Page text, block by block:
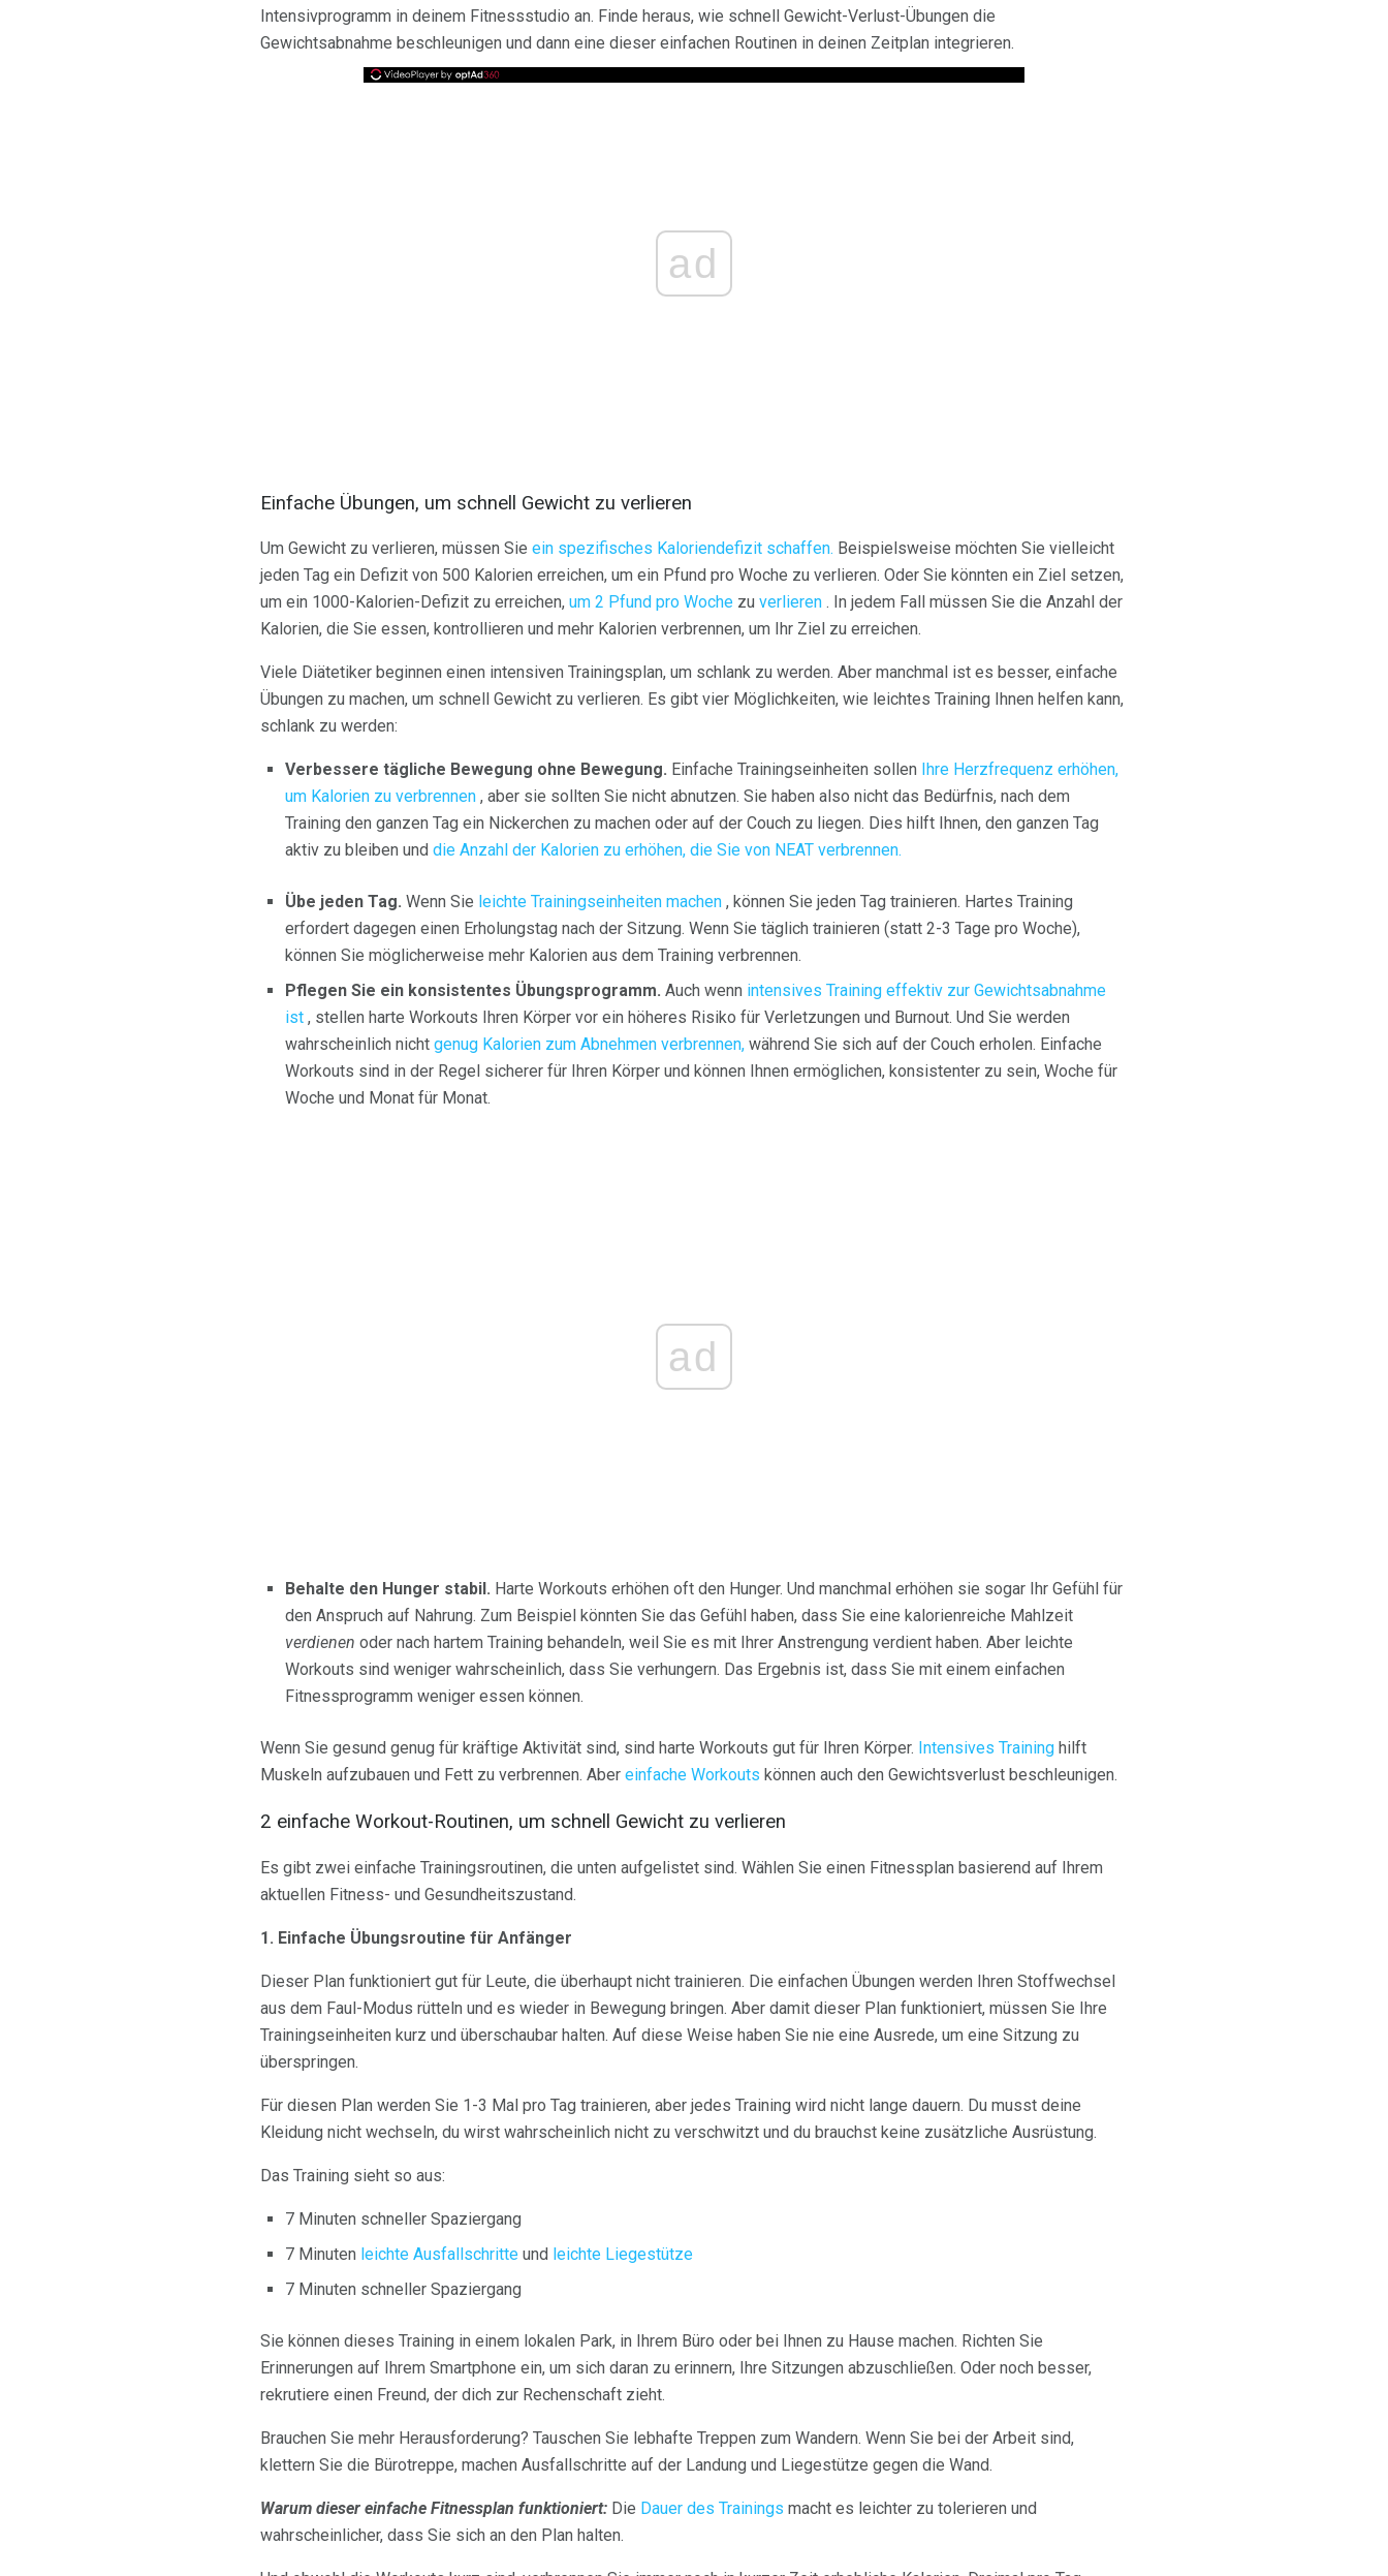
Intensivprogramm in deinem Fitnessstudio an. Finde heraus, wie schnell Gewicht-Verlust-Übungen die
Gewichtsabnahme beschleunigen und dann eine dieser einfachen Routinen in deinen Zeitplan integrieren.
ad
Einfache Übungen, um schnell Gewicht zu verlieren
Um Gewicht zu verlieren, müssen Sie ein spezifisches Kaloriendefizit schaffen. Beispielsweise möchten Sie vielleicht
jeden Tag ein Defizit von 500 Kalorien erreichen, um ein Pfund pro Woche zu verlieren. Oder Sie könnten ein Ziel setzen,
um ein 1000-Kalorien-Defizit zu erreichen, um 2 Pfund pro Woche zu verlieren . In jedem Fall müssen Sie die Anzahl der
Kalorien, die Sie essen, kontrollieren und mehr Kalorien verbrennen, um Ihr Ziel zu erreichen.
Viele Diätetiker beginnen einen intensiven Trainingsplan, um schlank zu werden. Aber manchmal ist es besser, einfache
Übungen zu machen, um schnell Gewicht zu verlieren. Es gibt vier Möglichkeiten, wie leichtes Training Ihnen helfen kann,
schlank zu werden:
Verbessere tägliche Bewegung ohne Bewegung. Einfache Trainingseinheiten sollen
Ihre Herzfrequenz erhöhen,
um Kalorien zu verbrennen , aber sie sollten Sie nicht abnutzen. Sie haben also nicht das Bedürfnis, nach dem
Training den ganzen Tag ein Nickerchen zu machen oder auf der Couch zu liegen. Dies hilft Ihnen, den ganzen Tag
aktiv zu bleiben und die Anzahl der Kalorien zu erhöhen, die Sie von NEAT verbrennen.
Übe jeden Tag. Wenn Sie leichte Trainingseinheiten machen , können Sie jeden Tag trainieren. Hartes Training
erfordert dagegen einen Erholungstag nach der Sitzung. Wenn Sie täglich trainieren (statt 2-3 Tage pro Woche),
können Sie möglicherweise mehr Kalorien aus dem Training verbrennen.
Pflegen Sie ein konsistentes Übungsprogramm. Auch wenn intensives Training effektiv zur Gewichtsabnahme
ist , stellen harte Workouts Ihren Körper vor ein höheres Risiko für Verletzungen und Burnout. Und Sie werden
wahrscheinlich nicht genug Kalorien zum Abnehmen verbrennen, während Sie sich auf der Couch erholen. Einfache
Workouts sind in der Regel sicherer für Ihren Körper und können Ihnen ermöglichen, konsistenter zu sein, Woche für
Woche und Monat für Monat.
ad
Behalte den Hunger stabil. Harte Workouts erhöhen oft den Hunger. Und manchmal erhöhen sie sogar Ihr Gefühl für
den Anspruch auf Nahrung. Zum Beispiel könnten Sie das Gefühl haben, dass Sie eine kalorienreiche Mahlzeit
verdienen oder nach hartem Training behandeln, weil Sie es mit Ihrer Anstrengung verdient haben. Aber leichte
Workouts sind weniger wahrscheinlich, dass Sie verhungern. Das Ergebnis ist, dass Sie mit einem einfachen
Fitnessprogramm weniger essen können.
Wenn Sie gesund genug für kräftige Aktivität sind, sind harte Workouts gut für Ihren Körper. Intensives Training hilft
Muskeln aufzubauen und Fett zu verbrennen. Aber einfache Workouts können auch den Gewichtsverlust beschleunigen.
2 einfache Workout-Routinen, um schnell Gewicht zu verlieren
Es gibt zwei einfache Trainingsroutinen, die unten aufgelistet sind. Wählen Sie einen Fitnessplan basierend auf Ihrem
aktuellen Fitness- und Gesundheitszustand.
1. Einfache Übungsroutine für Anfänger
Dieser Plan funktioniert gut für Leute, die überhaupt nicht trainieren. Die einfachen Übungen werden Ihren Stoffwechsel
aus dem Faul-Modus rütteln und es wieder in Bewegung bringen. Aber damit dieser Plan funktioniert, müssen Sie Ihre
Trainingseinheiten kurz und überschaubar halten. Auf diese Weise haben Sie nie eine Ausrede, um eine Sitzung zu
überspringen.
Für diesen Plan werden Sie 1-3 Mal pro Tag trainieren, aber jedes Training wird nicht lange dauern. Du musst deine
Kleidung nicht wechseln, du wirst wahrscheinlich nicht zu verschwitzt und du brauchst keine zusätzliche Ausrüstung.
Das Training sieht so aus:
7 Minuten schneller Spaziergang
7 Minuten leichte Ausfallschritte und leichte Liegestütze
7 Minuten schneller Spaziergang
Sie können dieses Training in einem lokalen Park, in Ihrem Büro oder bei Ihnen zu Hause machen. Richten Sie
Erinnerungen auf Ihrem Smartphone ein, um sich daran zu erinnern, Ihre Sitzungen abzuschließen. Oder noch besser,
rekrutiere einen Freund, der dich zur Rechenschaft zieht.
Brauchen Sie mehr Herausforderung? Tauschen Sie lebhafte Treppen zum Wandern. Wenn Sie bei der Arbeit sind,
klettern Sie die Bürotreppe, machen Ausfallschritte auf der Landung und Liegestütze gegen die Wand.
Warum dieser einfache Fitnessplan funktioniert: Die Dauer des Trainings macht es leichter zu tolerieren und
wahrscheinlicher, dass Sie sich an den Plan halten.